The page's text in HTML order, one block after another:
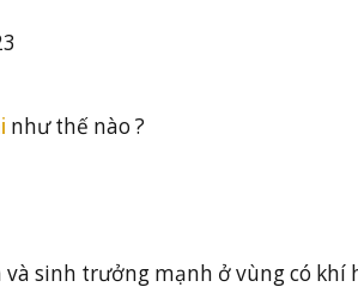
như thế nào ?
sinh trưởng mạnh ở vùng có khí